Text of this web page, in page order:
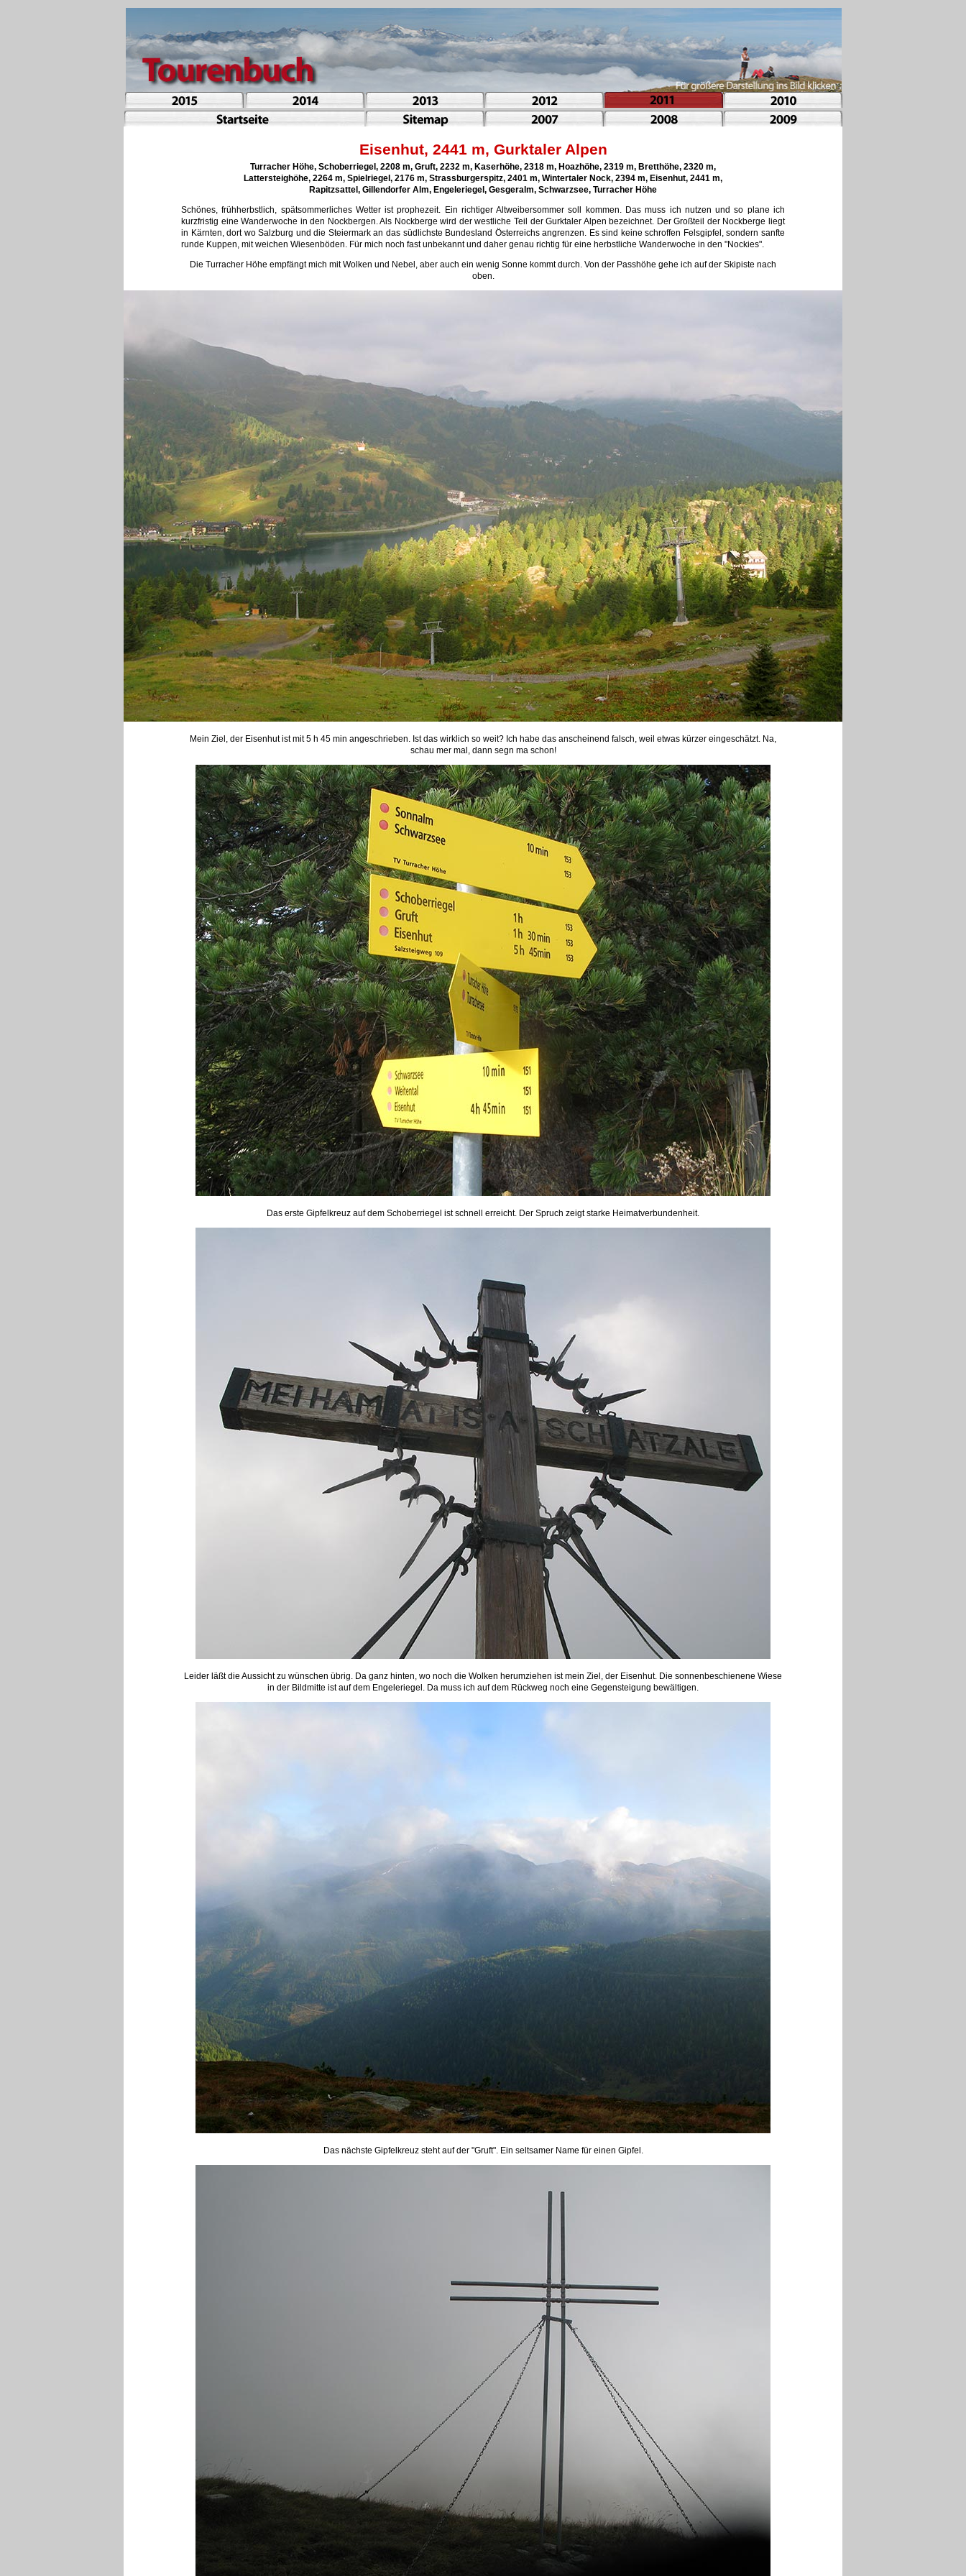
Eisenhut, 2441 m, Gurktaler Alpen
Turracher Höhe, Schoberriegel, 2208 m, Gruft, 2232 m, Kaserhöhe, 2318 m, Hoazhöhe, 2319 m, Bretthöhe, 2320 m,
Lattersteighöhe, 2264 m, Spielriegel, 2176 m, Strassburgerspitz, 2401 m, Wintertaler Nock, 2394 m, Eisenhut, 2441 m,
Rapitzsattel, Gillendorfer Alm, Engeleriegel, Gesgeralm, Schwarzsee, Turracher Höhe
Schönes, frühherbstlich, spätsommerliches Wetter ist prophezeit. Ein richtiger Altweibersommer soll kommen. Das muss ich nutzen und so plane ich
kurzfristig eine Wanderwoche in den Nockbergen. Als Nockberge wird der westliche Teil der Gurktaler Alpen bezeichnet. Der Großteil der Nockberge liegt
in Kärnten, dort wo Salzburg und die Steiermark an das südlichste Bundesland Österreichs angrenzen. Es sind keine schroffen Felsgipfel, sondern sanfte
runde Kuppen, mit weichen Wiesenböden. Für mich noch fast unbekannt und daher genau richtig für eine herbstliche Wanderwoche in den "Nockies".
Die Turracher Höhe empfängt mich mit Wolken und Nebel, aber auch ein wenig Sonne kommt durch. Von der Passhöhe gehe ich auf der Skipiste nach
oben.
Mein Ziel, der Eisenhut ist mit 5 h 45 min angeschrieben. Ist das wirklich so weit? Ich habe das anscheinend falsch, weil etwas kürzer eingeschätzt. Na,
schau mer mal, dann segn ma schon!
Das erste Gipfelkreuz auf dem Schoberriegel ist schnell erreicht. Der Spruch zeigt starke Heimatverbundenheit.
Leider läßt die Aussicht zu wünschen übrig. Da ganz hinten, wo noch die Wolken herumziehen ist mein Ziel, der Eisenhut. Die sonnenbeschienene Wiese
in der Bildmitte ist auf dem Engeleriegel. Da muss ich auf dem Rückweg noch eine Gegensteigung bewältigen.
Das nächste Gipfelkreuz steht auf der "Gruft". Ein seltsamer Name für einen Gipfel.